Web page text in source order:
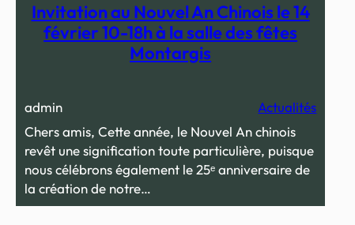
Invitation au Nouvel An Chinois le 14
février 10-18h à la salle des fêtes
Montargis
admin
Actualités
Chers amis, Cette année, le Nouvel An chinois
revêt une signification toute particulière, puisque
nous célébrons également le 25ᵉ anniversaire de
la création de notre…